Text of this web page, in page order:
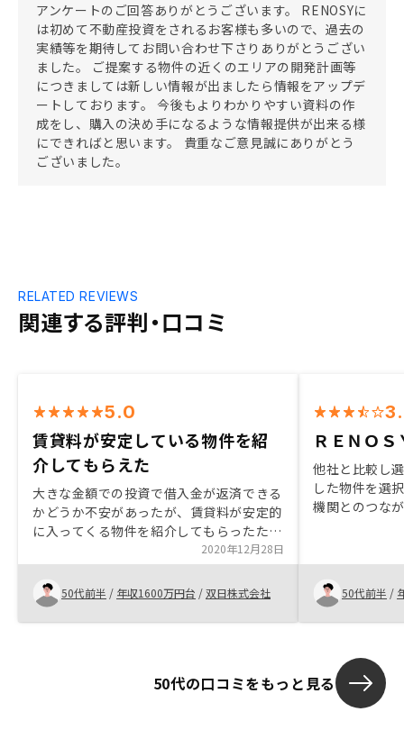
アンケートのご回答ありがとうございます。 RENOSYに
は初めて不動産投資をされるお客様も多いので、過去の
実績等を期待してお問い合わせ下さりありがとうござい
ました。 ご提案する物件の近くのエリアの開発計画等
につきましては新しい情報が出ましたら情報をアップデ
ートしております。 今後もよりわかりやすい資料の作
成をし、購入の決め手になるような情報提供が出来る様
にできればと思います。 貴重なご意見誠にありがとう
ございました。
関連する評判・口コミ
RELATED REVIEWS
5.0
賃貸料が安定している物件を紹
介してもらえた
大きな金額での投資で借入金が返済できる
かどうか不安があったが、賃貸料が安定的
に入ってくる物件を紹介してもらったた
め、借入金返済の不安がなくなったため。
2020年12月28日
50代前半 / 年収1600万円台 /双日株式会社
ＲＥＮＯ
他社と比較し
した物件を選
機関とのつな
結果として選
択となった。
くりと選択で
50代前半 /
50代の口コミをもっと見る